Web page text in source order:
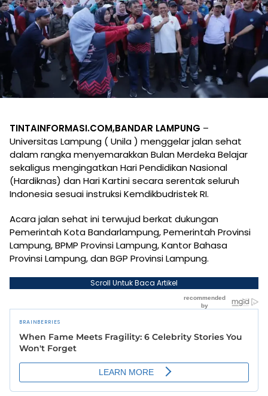
TINTAINFORMASI.COM,BANDAR LAMPUNG –
Universitas Lampung ( Unila ) menggelar jalan sehat
dalam rangka menyemarakkan Bulan Merdeka Belajar
sekaligus mengingatkan Hari Pendidikan Nasional
(Hardiknas) dan Hari Kartini secara serentak seluruh
Indonesia sesuai instruksi Kemdikbudristek RI.
Acara jalan sehat ini terwujud berkat dukungan
Pemerintah Kota Bandarlampung, Pemerintah Provinsi
Lampung, BPMP Provinsi Lampung, Kantor Bahasa
Provinsi Lampung, dan BGP Provinsi Lampung.
Scroll Untuk Baca Artikel